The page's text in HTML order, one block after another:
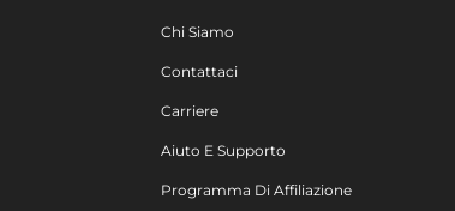
Chi Siamo
Contattaci
Carriere
Aiuto E Supporto
Programma Di Affiliazione